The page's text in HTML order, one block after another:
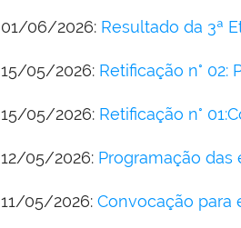
01/06/2026: Resultado da 3ª
15/05/2026: Retificação n° 02:
15/05/2026: Retificação n°
12/05/2026: Programação das
11/05/2026: Convocação para